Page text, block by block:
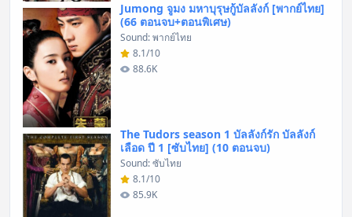
Jumong จูมง มหาบุรุษกู้บัลลังก์ [พากย์ไทย]
(66 ตอนจบ+ตอนพิเศษ)
Sound: พากย์ไทย
8.1/10
88.6K
The Tudors season 1 บัลลังก์รัก บัลลังก์
เลือด ปี 1 [ซับไทย] (10 ตอนจบ)
Sound: ซับไทย
8.1/10
85.9K